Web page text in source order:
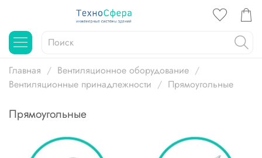
Главная
Вентиляционное оборудование
Вентиляционные принадлежности
Прямоугольные
Прямоугольные